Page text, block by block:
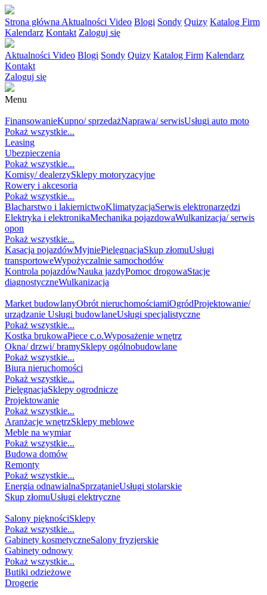
Strona główna Aktualności Video Blogi Sondy Quizy Katalog Firm
Kalendarz Kontakt Zaloguj się
Aktualności Video Blogi Sondy Quizy Katalog Firm Kalendarz
Kontakt
Zaloguj się
Menu
FinansowanieKupno/ sprzedażNaprawa/ serwisUsługi auto moto
Pokaż wszystkie...
Leasing
Ubezpieczenia
Pokaż wszystkie...
Komisy/ dealerzySklepy motoryzacyjne
Rowery i akcesoria
Pokaż wszystkie...
Blacharstwo i lakiernictwoKlimatyzacjaSerwis elektronarzędzi
Elektryka i elektronikaMechanika pojazdowaWulkanizacja/ serwis
opon
Pokaż wszystkie...
Kasacja pojazdówMyjniePielęgnacjaSkup złomuUsługi
transportoweWypożyczalnie samochodów
Kontrola pojazdówNauka jazdyPomoc drogowaStacje
diagnostyczneWulkanizacja
Market budowlanyObrót nieruchomościamiOgródProjektowanie/
urządzanie Usługi budowlaneUsługi specjalistyczne
Pokaż wszystkie...
Kostka brukowaPiece c.o.Wyposażenie wnętrz
Okna/ drzwi/ bramySklepy ogólnobudowlane
Pokaż wszystkie...
Biura nieruchomości
Pokaż wszystkie...
PielęgnacjaSklepy ogrodnicze
Projektowanie
Pokaż wszystkie...
Aranżacje wnętrzSklepy meblowe
Meble na wymiar
Pokaż wszystkie...
Budowa domów
Remonty
Pokaż wszystkie...
Energia odnawialnaSprzątanieUsługi stolarskie
Skup złomuUsługi elektryczne
Salony pięknościSklepy
Pokaż wszystkie...
Gabinety kosmetyczneSalony fryzjerskie
Gabinety odnowy
Pokaż wszystkie...
Butiki odzieżowe
Drogerie